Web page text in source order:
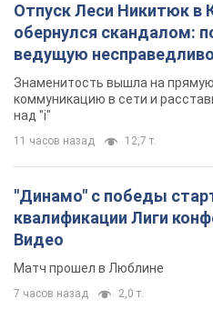
Отпуск Леси Никитюк в
обернулся скандалом:
ведущую
Знаменитость вышла на прямую
коммуникацию в сети и
над "i"
11 часов назад 12,7 т.
"Динамо" с победы
квалификации Лиги
Видео
Матч прошел в Люблине
7 часов назад 2,0 т.